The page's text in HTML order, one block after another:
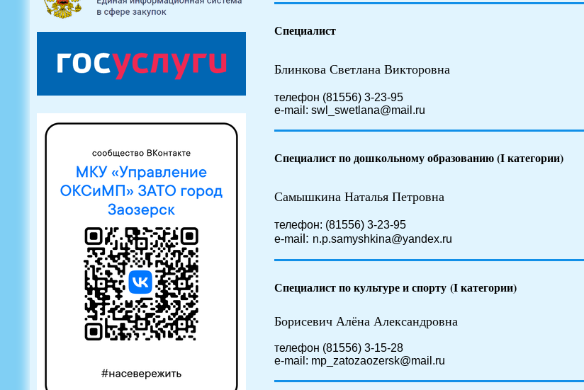
Специалист
Блинкова Светлана Викторовна
телефон (81556) 3-23-95
e-mail: swl_swetlana@mail.ru
Специалист по дошкольному образованию (I категории)
Самышкина Наталья Петровна
телефон: (81556) 3-23-95
e-mail: n.p.samyshkina@yandex.ru
Специалист по культуре и спорту (I категории)
Борисевич Алёна Александровна
телефон (81556) 3-15-28
e-mail: mp_zatozaozersk@mail.ru